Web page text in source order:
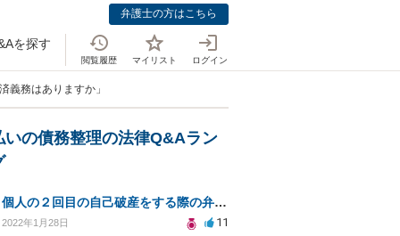
弁護士の方はこちら
を探す
閲覧履歴 マイリスト ログイン
義務はありますか」
いの債務整理の法律Q&Aラン
個人の２回目の自己破産をする際の弁護士選定について
2022年1月28日 11